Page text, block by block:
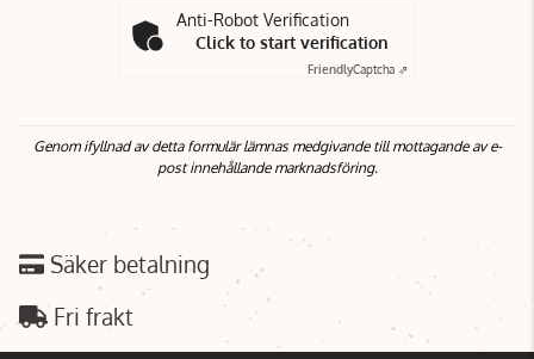
Anti-Robot Verification
Click to start verification
FriendlyCaptcha ⇗
Genom ifyllnad av detta formulär lämnas medgivande till mottagande av e-
post innehållande marknadsföring.
Säker betalning
Fri frakt